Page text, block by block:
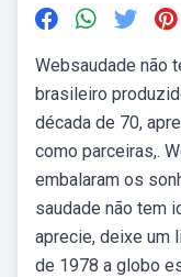
Websaudade não
brasileiro
década de 70,
como parceiras,.
embalaram os
saudade não tem
aprecie, deixe um
de 1978 a globo